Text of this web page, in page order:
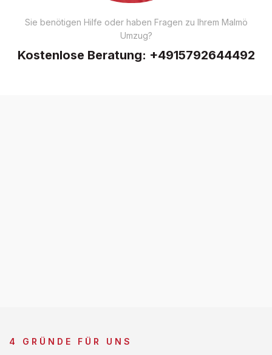
Sie benötigen Hilfe oder haben Fragen zu Ihrem Malmö
Umzug?
Kostenlose Beratung: +4915792644492
4 GRÜNDE FÜR UNS